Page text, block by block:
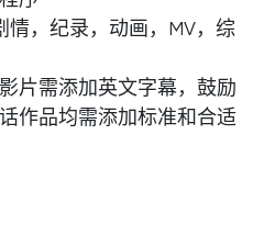
情，纪录，动画，MV，综
片需添加英文字幕，鼓励
作品均需添加标准和合适